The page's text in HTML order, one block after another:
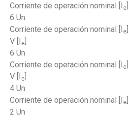
Corriente de operación nominal [I e
6 Un
Corriente de operación nominal [I e
V [I e
6 Un
Corriente de operación nominal [I e
V [I e
4 Un
Corriente de operación nominal [I e
2 Un